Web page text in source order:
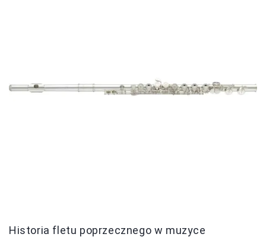
Historia fletu poprzecznego w muzyce